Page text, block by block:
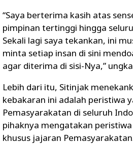
“Saya berterima kasih atas
pimpinan tertinggi hingga
Sekali lagi saya tekankan, ini
minta setiap insan di sini
agar diterima di sisi-Nya,”
Lebih dari itu, Sitinjak
kebakaran ini adalah peristiwa
Pemasyarakatan di seluruh
pihaknya mengatakan
khusus jajaran